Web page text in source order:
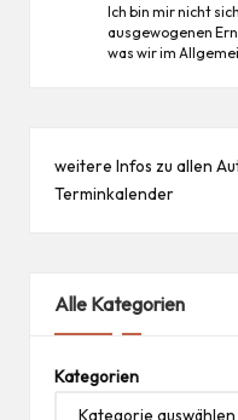
Ich bin mir nicht
ausgewogenen
was wir im
weitere Infos zu allen
Terminkalender
Alle Kategorien
Kategorien